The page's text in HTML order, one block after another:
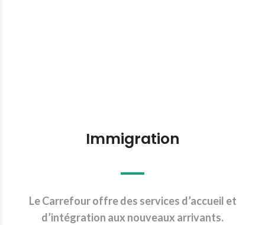
Immigration
Le Carrefour offre des services d’accueil et
d’intégration aux nouveaux arrivants.